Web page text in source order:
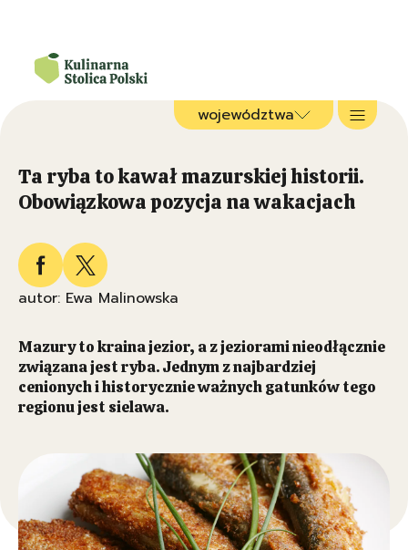
województwa
Ta ryba to kawał mazurskiej historii.
Obowiązkowa pozycja na wakacjach
autor: Ewa Malinowska
Mazury to kraina jezior, a z jeziorami nieodłącznie
związana jest ryba. Jednym z najbardziej
cenionych i historycznie ważnych gatunków tego
regionu jest sielawa.